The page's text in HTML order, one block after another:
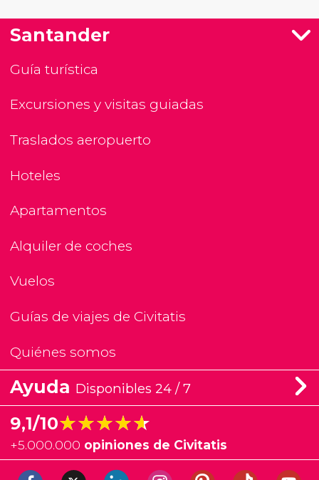
Santander
Guía turística
Excursiones y visitas guiadas
Traslados aeropuerto
Hoteles
Apartamentos
Alquiler de coches
Vuelos
Guías de viajes de Civitatis
Quiénes somos
Ayuda Disponibles 24 / 7
9,1/10★★★★★
★★★★★
+5.000.000 opiniones de Civitatis